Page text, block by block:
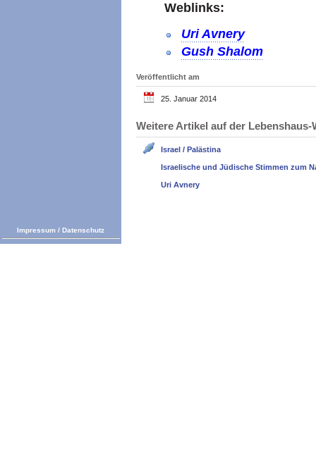
Weblinks:
Uri Avnery
Gush Shalom
Veröffentlicht am
25. Januar 2014
Weitere Artikel auf der
Israel / Palästina
Israelische und Jüdische Stimmen zum
Uri Avnery
Impressum / Datenschutz